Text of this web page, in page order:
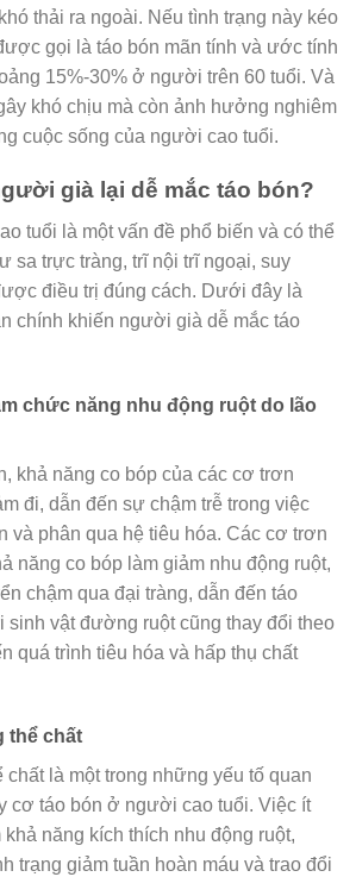
thải ra ngoài. Nếu tình trạng này kéo
gọi là táo bón mãn tính và ước tính
15%-30% ở người trên 60 tuổi. Và
khó chịu mà còn ảnh hưởng nghiêm
cuộc sống của người cao tuổi.
già lại dễ mắc táo bón?
tuổi là một vấn đề phổ biến và có thể
sa trực tràng, trĩ nội trĩ ngoại, suy
điều trị đúng cách. Dưới đây là
chính khiến người già dễ mắc táo
chức năng nhu động ruột do lão
khả năng co bóp của các cơ trơn
đi, dẫn đến sự chậm trễ trong việc
và phân qua hệ tiêu hóa. Các cơ trơn
năng co bóp làm giảm nhu động ruột,
chậm qua đại tràng, dẫn đến táo
sinh vật đường ruột cũng thay đổi theo
quá trình tiêu hóa và hấp thụ chất
thể chất
chất là một trong những yếu tố quan
cơ táo bón ở người cao tuổi. Việc ít
năng kích thích nhu động ruột,
trạng giảm tuần hoàn máu và trao đổi